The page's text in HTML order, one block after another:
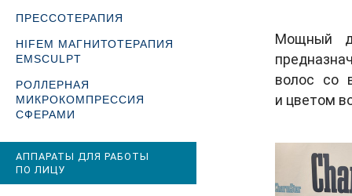
Мощный
волос со
и цветом
ПРЕССОТЕРАПИЯ
HIFEM МАГНИТОТЕРАПИЯ
EMSCULPT
РОЛЛЕРНАЯ
МИКРОКОМПРЕССИЯ
СФЕРАМИ
АППАРАТЫ ДЛЯ РАБОТЫ
ПО ЛИЦУ